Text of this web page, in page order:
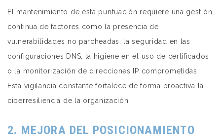
El mantenimiento de esta puntuación requiere una gestión
continua de factores como la presencia de
vulnerabilidades no parcheadas, la seguridad en las
configuraciones DNS, la higiene en el uso de certificados
o la monitorización de direcciones IP comprometidas.
Esta vigilancia constante fortalece de forma proactiva la
ciberresiliencia de la organización.
2. MEJORA DEL POSICIONAMIENTO